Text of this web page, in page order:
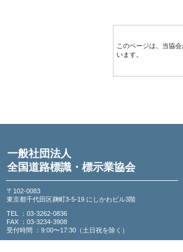
このページは、当協
います。
一般社団法人
全国道路標識・標示業協会
〒102-0083
東京都千代田区麹町3-5-19 にしかわビル3階
TEL ：03-3262-0836
FAX ：03-3234-3908
受付時間 ：9:00〜17:30（土日祝を除く）